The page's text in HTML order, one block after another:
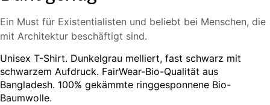
Ein Must für Existentialisten und beliebt bei Menschen, die
mit Architektur beschäftigt sind.
Unisex T-Shirt. Dunkelgrau melliert, fast schwarz mit
schwarzem Aufdruck. FairWear-Bio-Qualität aus
Bangladesh. 100% gekämmte ringgesponnene Bio-
Baumwolle.